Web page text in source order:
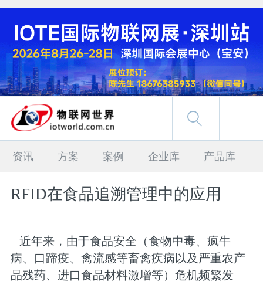
资讯 方案 案例 企业库 产品库
RFID在食品追溯管理中的应用
近年来，由于食品安全（食物中毒、疯牛
病、口蹄疫、禽流感等畜禽疾病以及严重农产
品残药、进口食品材料激增等）危机频繁发